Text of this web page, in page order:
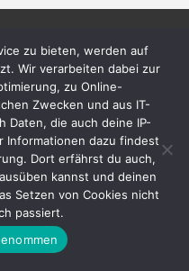
Über uns
Das Team + unsere Ziele
Kontakt
Wettanbieter.
gamblingtherapy.org. Spiele
sich durch Affiliate-Links. Durch die
entsehen, die jedoch keinen Einfluss auf
zu bieten, werden auf
Wir verarbeiten dabei zur
zu Online-
Zwecken und aus IT-
Daten, die auch deine IP-
Informationen dazu findest
Dort erfährst du auch,
kannst und deinen
Setzen von Cookies nicht
passiert.